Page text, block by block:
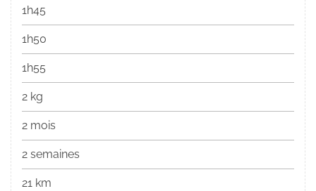
1h45
1h50
1h55
2 kg
2 mois
2 semaines
21 km